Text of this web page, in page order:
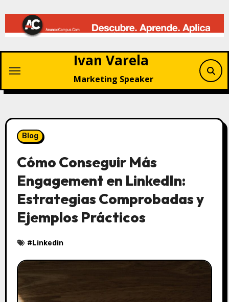
contenido
Ivan Varela
Marketing Speaker
Blog
Cómo Conseguir Más
Engagement en LinkedIn:
Estrategias Comprobadas y
Ejemplos Prácticos
# Linkedin